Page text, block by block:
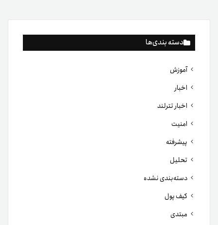
دسته بندی‌ها
آموزش
اخبار
اخبار تترلند
امنیت
پیشرفته
تحلیل
دسته‌بندی نشده
کیف پول
مبتدی